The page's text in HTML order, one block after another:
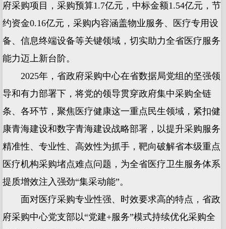
府采购项目，采购预算1.7亿元，中标金额1.54亿元，节
约资金0.16亿元，采购内容涵盖物业服务、医疗专用设
备、信息终端设备等关键领域，切实助力全省医疗服务
能力迈上新台阶。
2025年，省政府采购中心在省数据局党组的坚强领
导和有力部署下，将党的领导贯穿政府集中采购全链
条、各环节，聚焦医疗健康这一重点民生领域，紧扣健
康青海建设和数字青海建设战略部署，以提升采购服务
精准性、专业性、高效性为抓手，靶向破解省本级重点
医疗机构采购堵点难点问题，为全省医疗卫生服务体系
提质增效注入强劲“集采动能”。
面对医疗采购专业性强、时效要求高的特点，省政
府采购中心党支部以“党建+服务”模式持续优化采购全